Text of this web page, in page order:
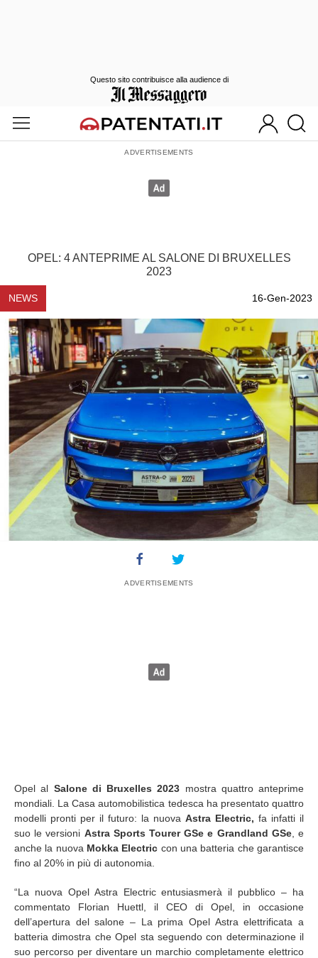
OPEL: 4 ANTEPRIME AL SALONE DI BRUXELLES
2023
NEWS 16-Gen-2023
Opel al Salone di Bruxelles 2023 mostra quattro anteprime
mondiali. La Casa automobilistica tedesca ha presentato quattro
modelli pronti per il futuro: la nuova Astra Electric, fa infatti il
suo le versioni Astra Sports Tourer GSe e Grandland GSe, e
anche la nuova Mokka Electric con una batteria che garantisce
fino al 20% in più di autonomia.
“La nuova Opel Astra Electric entusiasmerà il pubblico – ha
commentato Florian Huettl, il CEO di Opel, in occasione
dell’apertura del salone – La prima Opel Astra elettrificata a
batteria dimostra che Opel sta seguendo con determinazione il
suo percorso per diventare un marchio completamente elettrico
Questo sito contribuisce alla audience di